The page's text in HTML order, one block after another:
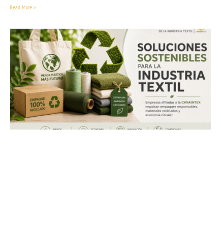
Read More »